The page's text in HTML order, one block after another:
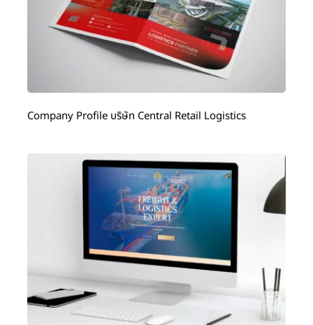
Company Profile บริษัท Central Retail Logistics